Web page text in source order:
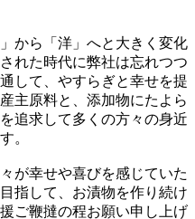
から「洋」へと大きく変化
れた時代に弊社は忘れつつ
して、やすらぎと幸せを提
主原料と、添加物にたよら
追求して多くの方々の身近
。
が幸せや喜びを感じていた
指して、お漬物を作り続け
ご鞭撻の程お願い申し上げ